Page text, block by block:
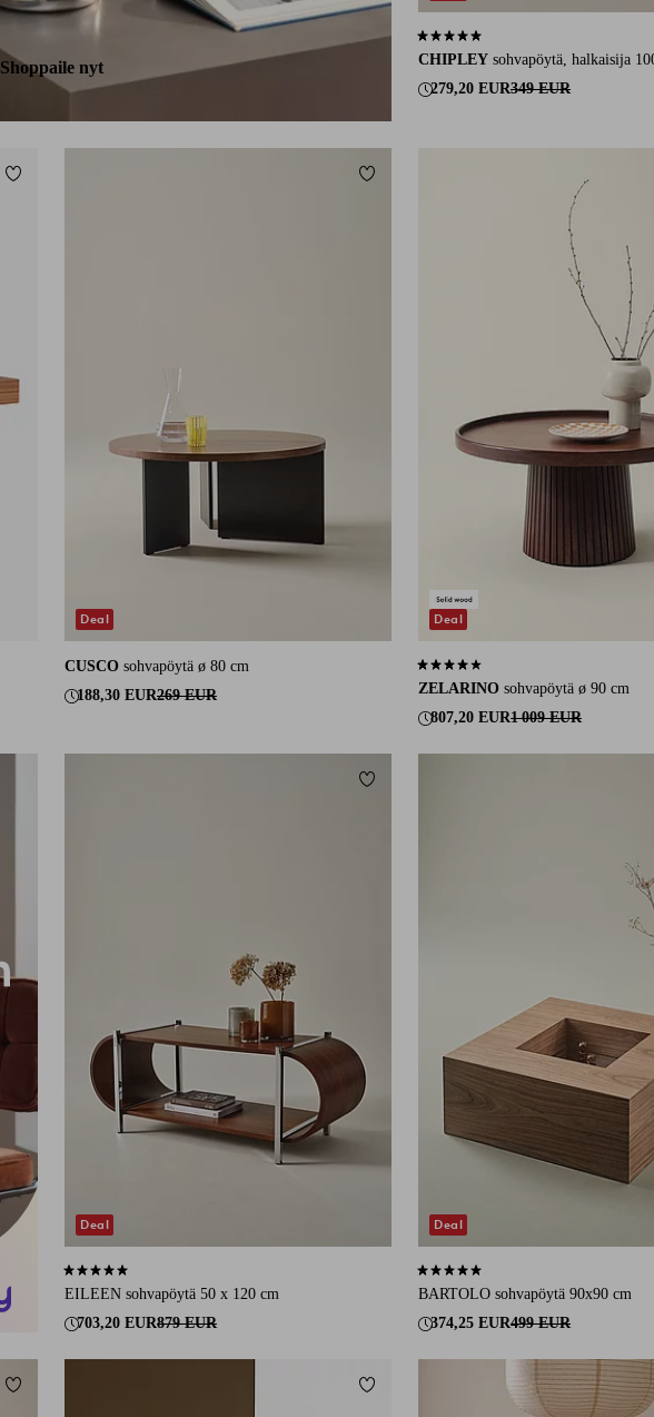
Shoppaile nyt CHIPLEY sohvapöytä, halkaisija
279,20 EUR349 EUR
5,0 perustuen 1 arvosanaan
Lisää suosikkeihin
CUSCO sohvapöytä ø 80 cm
188,30 EUR269 EUR
Deal
Lisää suosikkeihin
ZELARINO sohvapöytä ø 90 cm
807,20 EUR1 009 EUR
4,0 perustuen 2 arvosanaan
Deal
EILEEN sohvapöytä 50 x 120 cm
703,20 EUR879 EUR
5,0 perustuen 3 arvosanaan
Deal
Lisää suosikkeihin
BARTOLO sohvapöytä 90x90 cm
374,25 EUR499 EUR
5,0 perustuen 3 arvosanaan
Deal
Lisää suosikkeihin Lisää suosikkeihin